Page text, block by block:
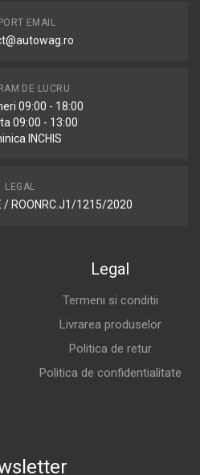
EMAIL
DE LUCRU
09:00 - 18:00
09:00 - 13:00
INCHIS
LEGAL
/ ROONRC.J1/1215/2020
Legal
Termeni si conditii
Livrarea produselor
Politica de retur
Politica de confidentialitate